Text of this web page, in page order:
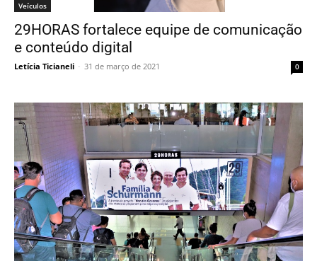
Veículos
29HORAS fortalece equipe de comunicação
e conteúdo digital
Letícia Ticianeli - 31 de março de 2021 0